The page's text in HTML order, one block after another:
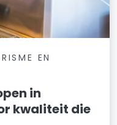
EN
in
kwaliteit die